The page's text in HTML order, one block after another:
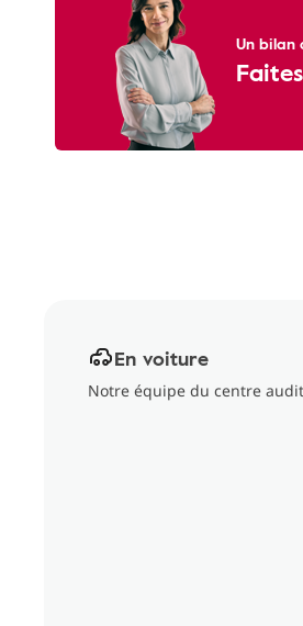
Un bilan
En voiture
Notre équipe du centre